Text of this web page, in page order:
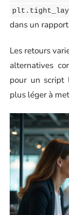
dans un
Les retours
alternatives
pour un script
plus léger à